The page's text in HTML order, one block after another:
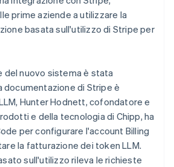
prime aziende a utilizzare la
basata sull'utilizzo di Stripe per
del nuovo sistema è stata
documentazione di Stripe è
Hunter Hodnett, cofondatore e
e della tecnologia di Chipp, ha
per configurare l'account Billing
la fatturazione dei token LLM.
sull'utilizzo rileva le richieste